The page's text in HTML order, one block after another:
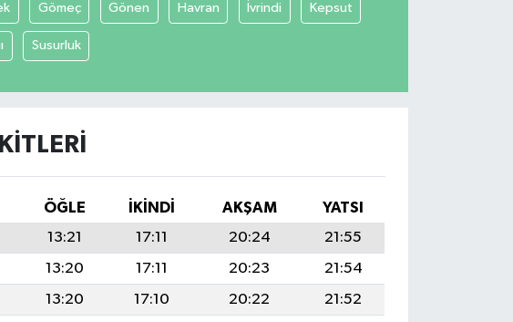
Gömeç Gönen Havran İvrindi Kepsut
Susurluk
ÖĞLE İKINDI AKŞAM
YATSI
13:21 17:11 20:24
21:55
13:20 17:11 20:23
21:54
13:20 17:10 20:22
21:52